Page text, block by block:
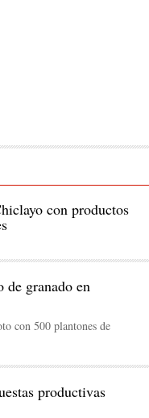
con productos
de granado en
con 500 plantones de
productivas